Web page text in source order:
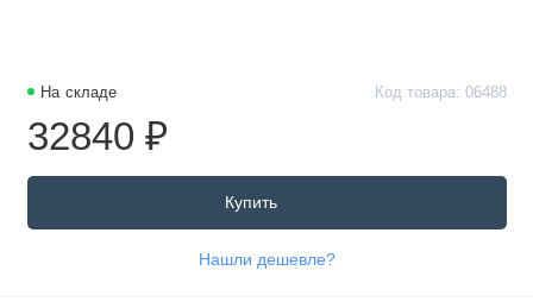
На складе Код товара: 06488
32840 ₽
Купить
Нашли дешевле?